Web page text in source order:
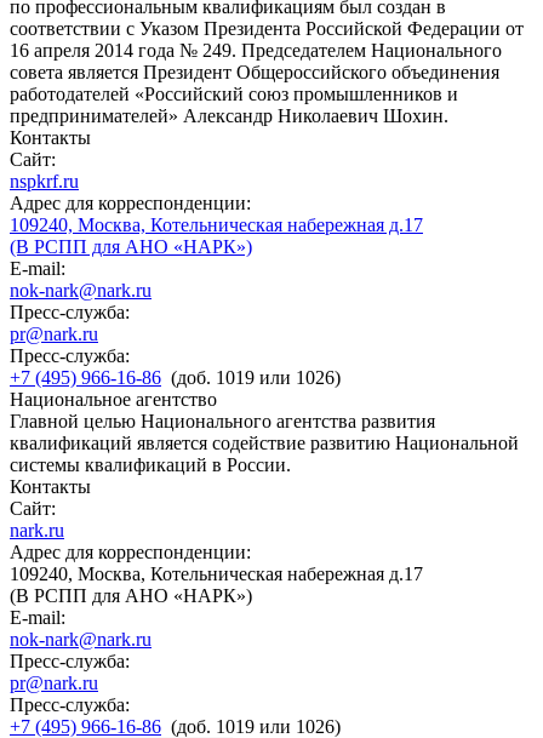
по профессиональным квалификациям был создан в
соответствии с Указом Президента Российской Федерации от
16 апреля 2014 года № 249. Председателем Национального
совета является Президент Общероссийского объединения
работодателей «Российский союз промышленников и
предпринимателей» Александр Николаевич Шохин.
Контакты
Сайт:
nspkrf.ru
Адрес для корреспонденции:
109240, Москва, Котельническая набережная д.17
(В РСПП для АНО «НАРК»)
E-mail:
nok-nark@nark.ru
Пресс-служба:
pr@nark.ru
Пресс-служба:
+7 (495) 966-16-86 (доб. 1019 или 1026)
Национальное агентство
Главной целью Национального агентства развития
квалификаций является содействие развитию Национальной
системы квалификаций в России.
Контакты
Сайт:
nark.ru
Адрес для корреспонденции:
109240, Москва, Котельническая набережная д.17
(В РСПП для АНО «НАРК»)
E-mail:
nok-nark@nark.ru
Пресс-служба:
pr@nark.ru
Пресс-служба:
+7 (495) 966-16-86 (доб. 1019 или 1026)